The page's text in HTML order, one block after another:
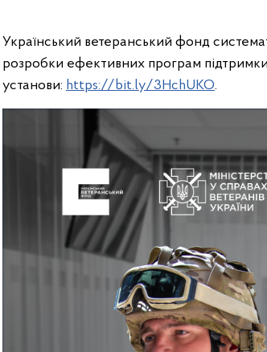
Український ветеранський фонд
розробки ефективних програм
установи: https://bit.ly/3HchUKO.